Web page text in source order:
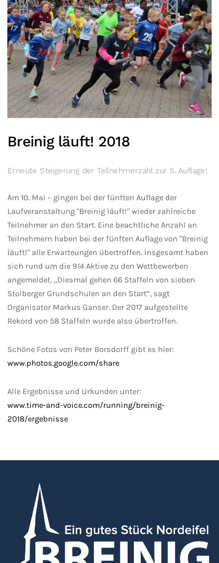
Breinig läuft! 2018
Erneute Steigerung der Teilnehmerzahl zur 5. Auflage!
Am 10. Mai – gingen bei der fünften Auflage der
Laufveranstaltung "Breinig läuft!" wieder zahlreiche
Teilnehmer an den Start. Eine beachtliche Anzahl an
Teilnehmern haben bei der fünften Auflage von "Breinig
läuft!" alle Erwarteungen übertroffen. Insgesamt haben
sich rund um die 914 Aktive zu den Wettbewerben
angemeldet. „Diesmal gehen 66 Staffeln von sieben
Stolberger Grundschulen an den Start“, sagt
Organisator Markus Ganser. Der 2017 aufgestellte
Rekord von 58 Staffeln wurde also übertroffen.
Schöne Fotos von Peter Borsdorff gibt es hier:
www.photos.google.com/share
Alle Ergebnisse und Urkunden unter:
www.time-and-voice.com/running/breinig-
2018/ergebnisse